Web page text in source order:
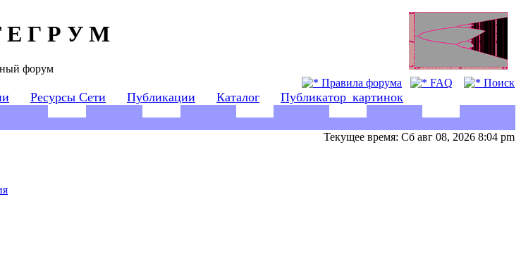
Г Р У М
форум
Правила форума FAQ Поиск
Ресурсы Сети Публикации Каталог Публикатор_картинок
Текущее время: Сб авг 08, 2026 8:04 pm